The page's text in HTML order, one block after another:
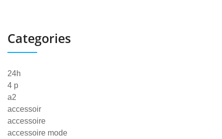
Categories
24h
4 p
a2
accessoir
accessoire
accessoire mode